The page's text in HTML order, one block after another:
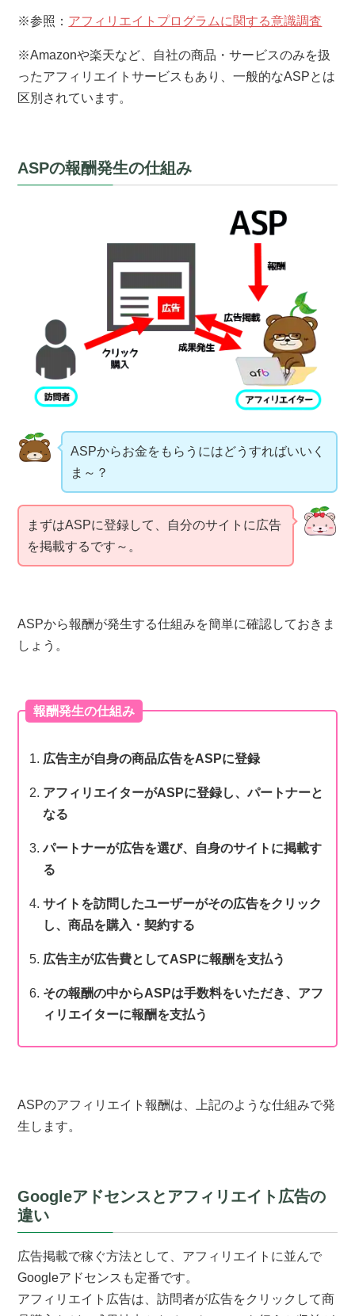
※参照： アフィリエイトプログラムに関する意識調査
※Amazonや楽天など、自社の商品・サービスのみを扱
ったアフィリエイトサービスもあり、一般的なASPとは
区別されています。
ASPの報酬発生の仕組み
ASPからお金をもらうにはどうすればいいく
ま～？
まずはASPに登録して、自分のサイトに広告
を掲載するです～。
ASPから報酬が発生する仕組みを簡単に確認しておきま
しょう。
報酬発生の仕組み
広告主が自身の商品広告をASPに登録
アフィリエイターがASPに登録し、パートナーと
なる
パートナーが広告を選び、自身のサイトに掲載す
る
サイトを訪問したユーザーがその広告をクリック
し、商品を購入・契約する
広告主が広告費としてASPに報酬を支払う
その報酬の中からASPは手数料をいただき、アフ
ィリエイターに報酬を支払う
ASPのアフィリエイト報酬は、上記のような仕組みで発
生します。
Googleアドセンスとアフィリエイト広告の
違い
広告掲載で稼ぐ方法として、アフィリエイトに並んで
Googleアドセンスも定番です。
アフィリエイト広告は、訪問者が広告をクリックして商